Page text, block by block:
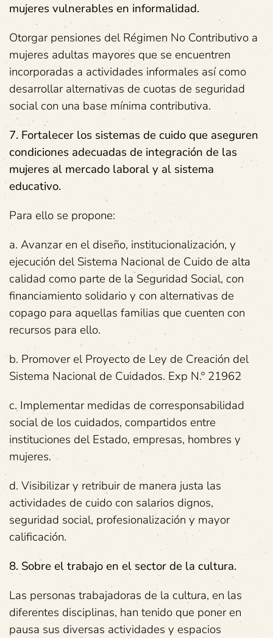
mujeres vulnerables en informalidad.
Otorgar pensiones del Régimen No Contributivo a
mujeres adultas mayores que se encuentren
incorporadas a actividades informales así como
desarrollar alternativas de cuotas de seguridad
social con una base mínima contributiva.
7. Fortalecer los sistemas de cuido que aseguren
condiciones adecuadas de integración de las
mujeres al mercado laboral y al sistema
educativo.
Para ello se propone:
a. Avanzar en el diseño, institucionalización, y
ejecución del Sistema Nacional de Cuido de alta
calidad como parte de la Seguridad Social, con
financiamiento solidario y con alternativas de
copago para aquellas familias que cuenten con
recursos para ello.
b. Promover el Proyecto de Ley de Creación del
Sistema Nacional de Cuidados. Exp N.º 21962
c. Implementar medidas de corresponsabilidad
social de los cuidados, compartidos entre
instituciones del Estado, empresas, hombres y
mujeres.
d. Visibilizar y retribuir de manera justa las
actividades de cuido con salarios dignos,
seguridad social, profesionalización y mayor
calificación.
8. Sobre el trabajo en el sector de la cultura.
Las personas trabajadoras de la cultura, en las
diferentes disciplinas, han tenido que poner en
pausa sus diversas actividades y espacios